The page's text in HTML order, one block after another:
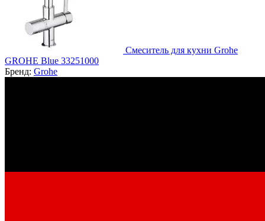
Смеситель для кухни Grohe
GROHE Blue 33251000
Бренд: Grohe